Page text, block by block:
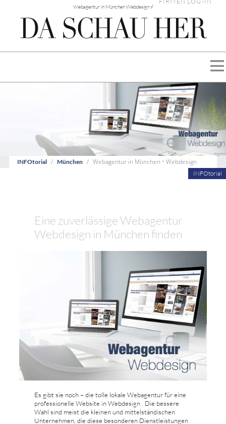
Webagentur in München Webdesign √
INFOtorial München
Webagentur in München • Webdesign
INFOtorial
Eine zuverlässige Webagentur
Webdesign in München finden
Es gibt sie noch – die tolle lokale Webagentur für eine
professionelle Website in Webdesign . Die bessere
Wahl sind meist die kleinen und mittelständischen
Unternehmen, die diese besonderen Dienstleistungen